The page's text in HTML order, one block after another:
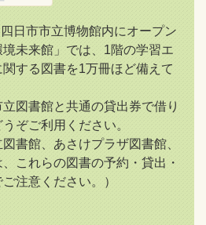
日市市立博物館内にオープン
未来館」では、1階の学習エ
する図書を1万冊ほど備えて
図書館と共通の貸出券で借り
ぞご利用ください。
書館、あさけプラザ図書館、
これらの図書の予約・貸出・
注意ください。）